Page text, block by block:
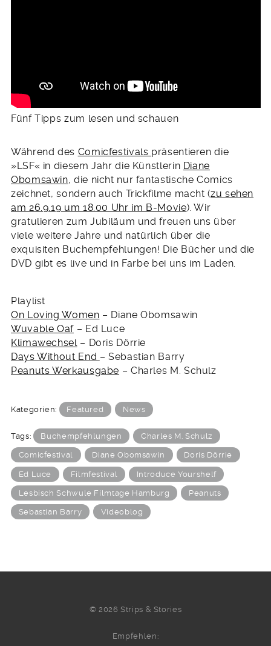
Fünf Tipps zum lesen und schauen
Während des Comicfestivals präsentieren die
»LSF« in diesem Jahr die Künstlerin Diane
Obomsawin, die nicht nur fantastische Comics
zeichnet, sondern auch Trickfilme macht (zu sehen
am 26.9.19 um 18.00 Uhr im B-Movie). Wir
gratulieren zum Jubiläum und freuen uns über
viele weitere Jahre und natürlich über die
exquisiten Buchempfehlungen! Die Bücher und die
DVD gibt es live und in Farbe bei uns im Laden.
Playlist
On Loving Women – Diane Obomsawin
Wuvable Oaf– Ed Luce
Klimawechsel– Doris Dörrie
Days Without End – Sebastian Barry
Peanuts Werkausgabe – Charles M. Schulz
Kategorien: Featured News
Tags: Buchempfehlungen Charles M. Schulz
Comicfestival Diane Obomsawin Doris Dörrie
Ed Luce Filmfestival Introduce Yourshelf
Lesbisch Schwule Filmtage Hamburg Peanuts
Sebastian Barry Videoblog
© 2026 Strips & Stories
Empfehlen: